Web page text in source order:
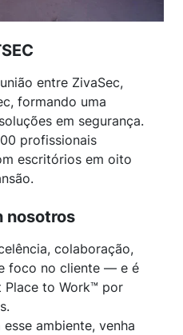
entre ZivaSec,
formando uma
em segurança.
profissionais
escritórios em oito
nosotros
colaboração,
foco no cliente — e é
Place to Work™ por
ambiente, venha